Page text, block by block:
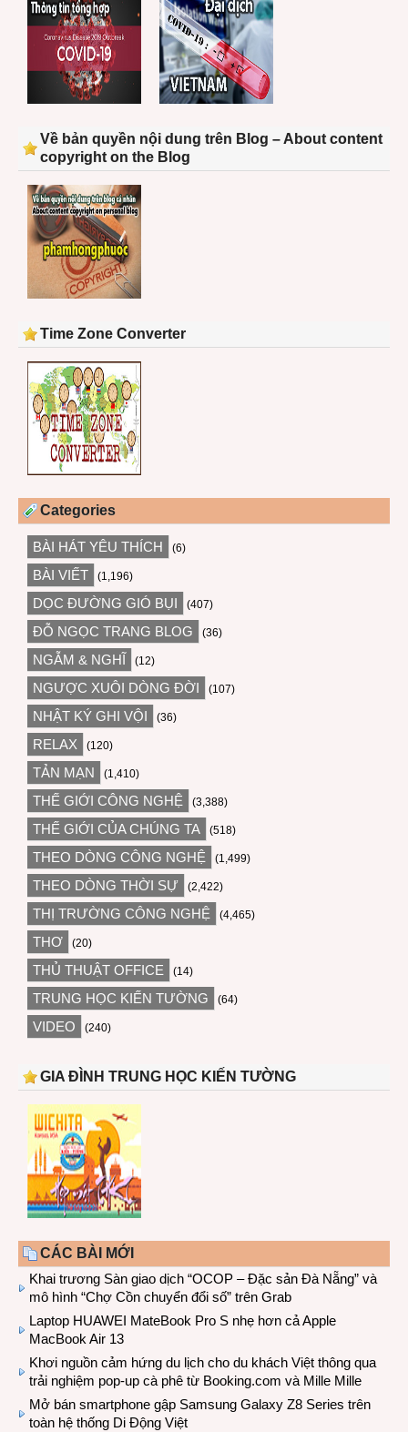
Về bản quyền nội dung trên Blog – About content
copyright on the Blog
Time Zone Converter
Categories
BÀI HÁT YÊU THÍCH (6)
BÀI VIẾT (1,196)
DỌC ĐƯỜNG GIÓ BỤI (407)
ĐỖ NGỌC TRANG BLOG (36)
NGẪM & NGHĨ (12)
NGƯỢC XUÔI DÒNG ĐỜI (107)
NHẬT KÝ GHI VỘI (36)
RELAX (120)
TẢN MẠN (1,410)
THẾ GIỚI CÔNG NGHỆ (3,388)
THẾ GIỚI CỦA CHÚNG TA (518)
THEO DÒNG CÔNG NGHỆ (1,499)
THEO DÒNG THỜI SỰ (2,422)
THỊ TRƯỜNG CÔNG NGHỆ (4,465)
THƠ (20)
THỦ THUẬT OFFICE (14)
TRUNG HỌC KIẾN TƯỜNG (64)
VIDEO (240)
GIA ĐÌNH TRUNG HỌC KIẾN TƯỜNG
CÁC BÀI MỚI
Khai trương Sàn giao dịch “OCOP – Đặc sản Đà Nẵng” và
mô hình “Chợ Cồn chuyển đổi số” trên Grab
Laptop HUAWEI MateBook Pro S nhẹ hơn cả Apple
MacBook Air 13
Khơi nguồn cảm hứng du lịch cho du khách Việt thông qua
trải nghiệm pop-up cà phê từ Booking.com và Mille Mille
Mở bán smartphone gập Samsung Galaxy Z8 Series trên
toàn hệ thống Di Động Việt